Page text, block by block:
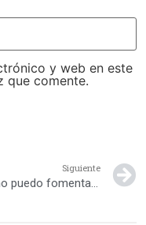
y web en este
que comente.
Siguiente